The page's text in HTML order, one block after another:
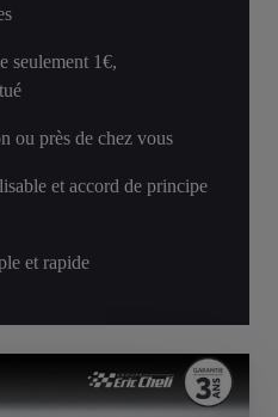
seulement 1€,
ou près de chez vous
et accord de principe
et rapide